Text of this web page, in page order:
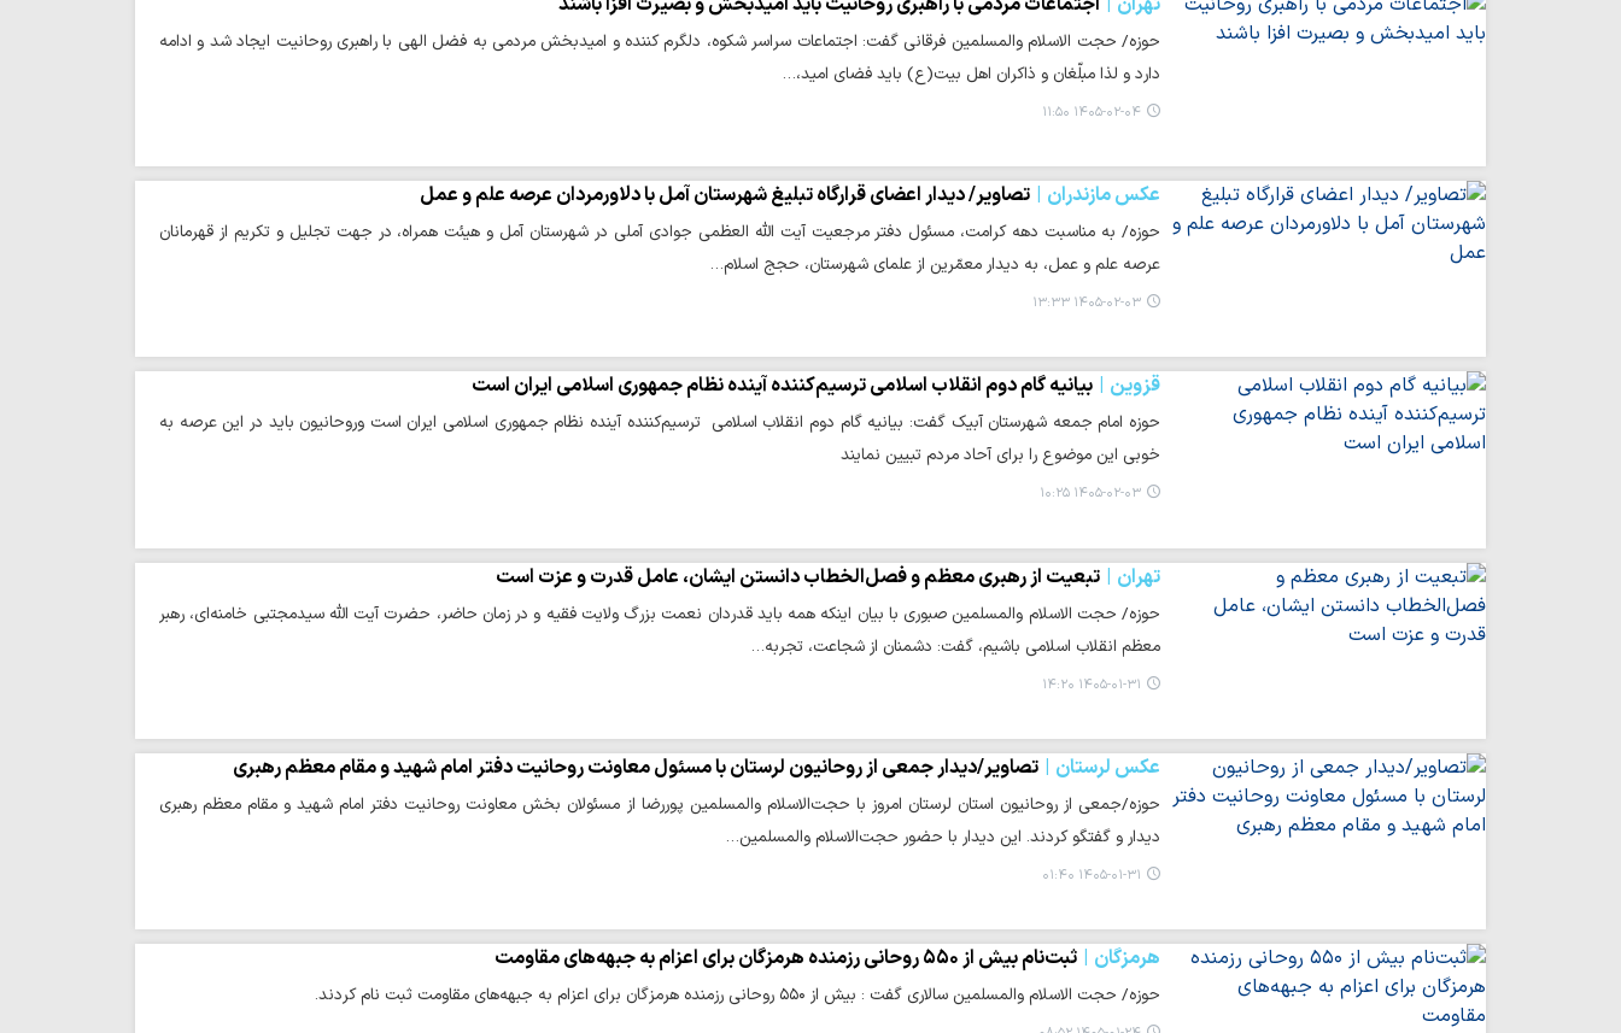
حوزه/ حجت الاسلام والمسلمین فرقانی گفت: اجتماعات سراسر شکوه، دلگرم کننده و امیدبخش مردمی به فضل الهی با راهبری روحانیت ایجاد شد و ادامه
دارد و لذا مبلّغان و ذاکران اهل بیت(ع) باید فضای امید،…
۱۴۰۵-۰۲-۰۴ ۱۱:۵۰
عکس مازندران تصاویر/ دیدار اعضای قرارگاه تبلیغ شهرستان آمل با دلاورمردان عرصه علم و عمل
حوزه/ به مناسبت دهه کرامت، مسئول دفتر مرجعیت آیت الله العظمی جوادی آملی در شهرستان آمل و هیئت همراه، در جهت تجلیل و تکریم از قهرمانان
عرصه علم و عمل، به دیدار معمّرین از علمای شهرستان، حجج اسلام…
۱۴۰۵-۰۲-۰۳ ۱۳:۳۳
قزوین بیانیه گام دوم انقلاب اسلامی ترسیم‌کننده آینده نظام جمهوری اسلامی ایران است
حوزه امام جمعه شهرستان آبیک گفت: بیانیه گام دوم انقلاب اسلامی ترسیم‌کننده آینده نظام جمهوری اسلامی ایران است وروحانیون باید در این عرصه به
خوبی این موضوع را برای آحاد مردم تبیین نمایند
۱۴۰۵-۰۲-۰۳ ۱۰:۲۵
تهران تبعیت از رهبری معظم و فصل‌الخطاب دانستن ایشان، عامل قدرت و عزت است
حوزه/ حجت الاسلام والمسلمین صبوری با بیان اینکه همه باید قدردان نعمت بزرگ ولایت فقیه و در زمان حاضر، حضرت آیت الله سیدمجتبی خامنه‌ای، رهبر
معظم انقلاب اسلامی باشیم، گفت: دشمنان از شجاعت، تجربه…
۱۴۰۵-۰۱-۳۱ ۱۴:۲۰
عکس لرستان تصاویر/دیدار جمعی از روحانیون لرستان با مسئول معاونت روحانیت دفتر امام شهید و مقام معظم رهبری
حوزه/جمعی از روحانیون استان لرستان امروز با حجت‌الاسلام والمسلمین پوررضا از مسئولان بخش معاونت روحانیت دفتر امام شهید و مقام معظم رهبری
دیدار و گفتگو کردند. این دیدار با حضور حجت‌الاسلام والمسلمین…
۱۴۰۵-۰۱-۳۱ ۰۱:۴۰
هرمزگان ثبت‌نام بیش از ۵۵۰ روحانی رزمنده هرمزگان برای اعزام به جبهه‌های مقاومت
حوزه/ حجت الاسلام والمسلمین سالاری گفت : بیش از ۵۵۰ روحانی رزمنده هرمزگان برای اعزام به جبهه‌های مقاومت ثبت نام کردند.